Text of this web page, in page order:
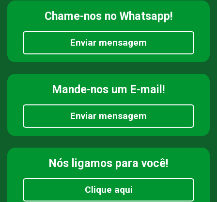
Chame-nos no Whatsapp!
Enviar mensagem
Mande-nos um E-mail!
Enviar mensagem
Nós ligamos para você!
Clique aqui